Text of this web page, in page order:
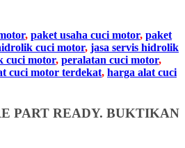
, paket usaha cuci motor, paket
cuci motor, jasa servis hidrolik
cuci motor, peralatan cuci motor,
cuci motor terdekat, harga alat cuci
PART READY. BUKTIKAN